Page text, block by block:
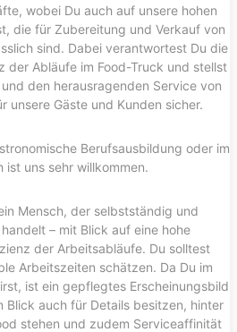
wobei Du auch auf unsere hohen
die für Zubereitung und Verkauf von
sind. Dabei verantwortest Du die
der Abläufe im Food-Truck und stellst
den herausragenden Service von
unsere Gäste und Kunden sicher.
Berufsausbildung oder im
ist uns sehr willkommen.
Mensch, der selbstständig und
– mit Blick auf eine hohe
der Arbeitsabläufe. Du solltest
Arbeitszeiten schätzen. Da Du im
ist ein gepflegtes Erscheinungsbild
Blick auch für Details besitzen, hinter
stehen und zudem Serviceaffinität